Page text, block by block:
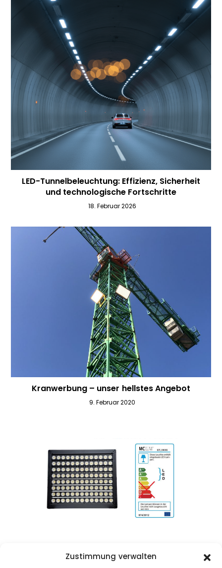
Zustimmung verwalten
LED-Tunnelbeleuchtung: Effizienz, Sicherheit
und technologische Fortschritte
18. Februar 2026
Kranwerbung – unser hellstes Angebot
9. Februar 2020
Lumen | MCLUM®